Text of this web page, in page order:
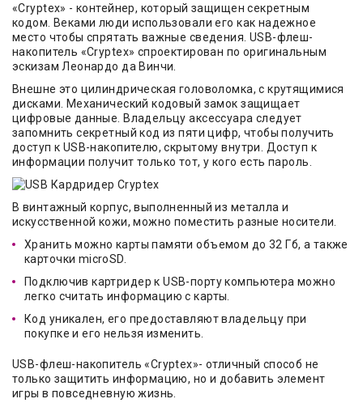
«Cryptex» - контейнер, который защищен секретным
кодом. Веками люди использовали его как надежное
место чтобы спрятать важные сведения. USB-флеш-
накопитель «Cryptex» спроектирован по оригинальным
эскизам Леонардо да Винчи.
Внешне это цилиндрическая головоломка, с крутящимися
дисками. Механический кодовый замок защищает
цифровые данные. Владельцу аксессуара следует
запомнить секретный код из пяти цифр, чтобы получить
доступ к USB-накопителю, скрытому внутри. Доступ к
информации получит только тот, у кого есть пароль.
В винтажный корпус, выполненный из металла и
искусственной кожи, можно поместить разные носители.
Хранить можно карты памяти объемом до 32 Гб, а также
карточки microSD.
Подключив картридер к USB-порту компьютера можно
легко считать информацию с карты.
Код уникален, его предоставляют владельцу при
покупке и его нельзя изменить.
USB-флеш-накопитель «Cryptex»- отличный способ не
только защитить информацию, но и добавить элемент
игры в повседневную жизнь.